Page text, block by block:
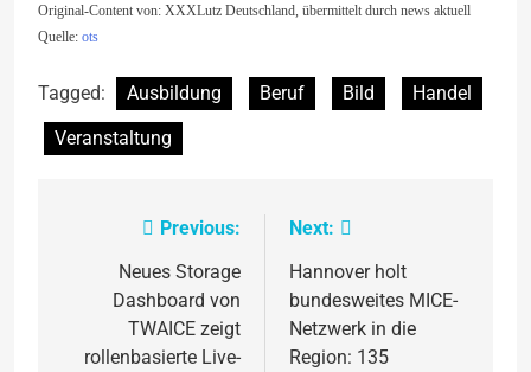
Original-Content von: XXXLutz Deutschland, übermittelt durch news aktuell
Quelle: ots
Tagged: Ausbildung Beruf Bild
Handel
Veranstaltung
Beitragsnavigation
Previous:
Neues Storage
Dashboard von
TWAICE zeigt
rollenbasierte Live-
Next:
Hannover holt
bundesweites MICE-
Netzwerk in die
Region: 135